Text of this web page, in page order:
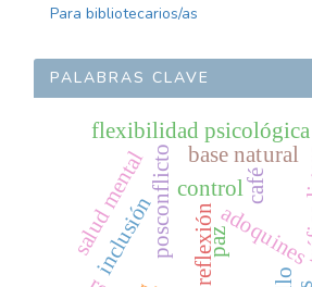
Para bibliotecarios/as
PALABRAS CLAVE
adoquines
paz
posconflicto café
reflexión
flexibilidad psicológica
salud mental base natural
inclusión
control